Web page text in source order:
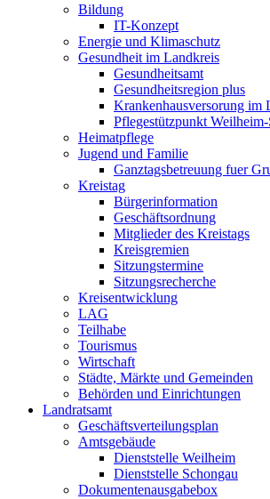
Bildung
IT-Konzept
Energie und Klimaschutz
Gesundheit im Landkreis
Gesundheitsamt
Gesundheitsregion plus
Krankenhausversorung im
Pflegestützpunkt
Heimatpflege
Jugend und Familie
Ganztagsbetreuung fuer
Kreistag
Bürgerinformation
Geschäftsordnung
Mitglieder des Kreistags
Kreisgremien
Sitzungstermine
Sitzungsrecherche
Kreisentwicklung
LAG
Teilhabe
Tourismus
Wirtschaft
Städte, Märkte und Gemeinden
Behörden und Einrichtungen
Landratsamt
Geschäftsverteilungsplan
Amtsgebäude
Dienststelle Weilheim
Dienststelle Schongau
Dokumentenausgabebox